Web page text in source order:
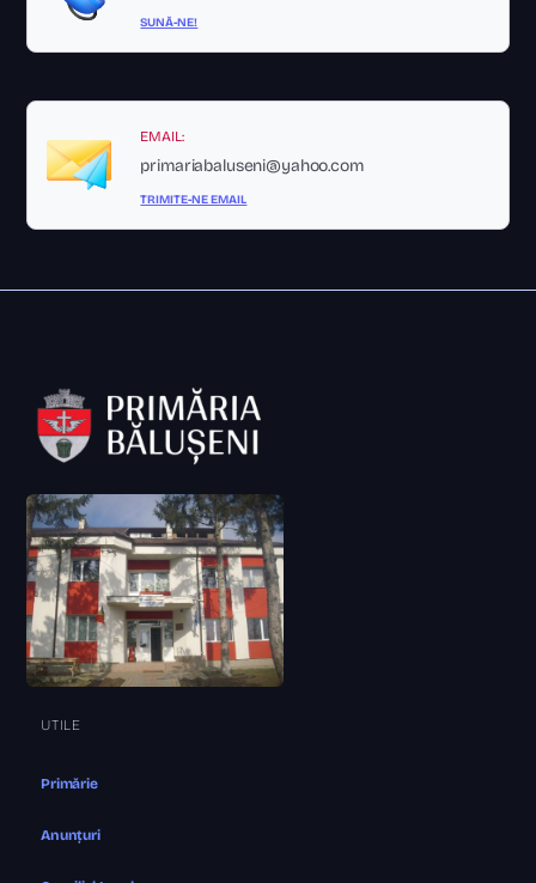
SUNĂ-NE!
EMAIL:
primariabaluseni@yahoo.com
TRIMITE-NE EMAIL
UTILE
Primărie
Anunțuri